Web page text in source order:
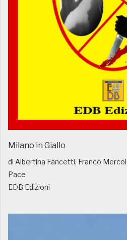
Milano in Giallo
di Albertina Fancetti, Franco
Pace
EDB Edizioni